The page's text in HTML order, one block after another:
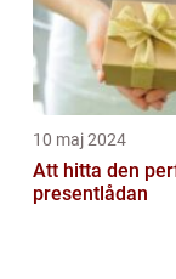
10 maj 2024
Att hitta den
presentlådan